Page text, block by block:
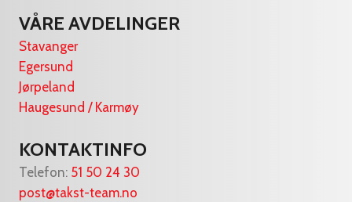
VÅRE AVDELINGER
Stavanger
Egersund
Jørpeland
Haugesund / Karmøy
KONTAKTINFO
Telefon: 51 50 24 30
post@takst-team.no